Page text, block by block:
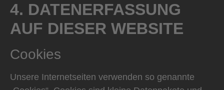
4. DATENERFASSUNG
AUF DIESER WEBSITE
Cookies
Unsere Internetseiten verwenden so genannte